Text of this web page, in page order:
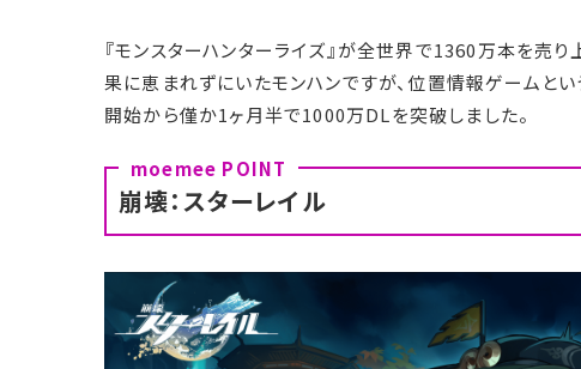
『モンスターハンターライズ』が全世界で1360万本を売
果に恵まれずにいたモンハンですが、位置情報ゲームと
開始から僅か1ヶ月半で1000万DLを突破しました。
崩壊：スターレイル